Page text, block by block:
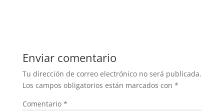
b
o
o
k
A
p
p
Enviar comentario
Tu dirección de correo electrónico no será publicada.
Los campos obligatorios están marcados con *
Comentario *